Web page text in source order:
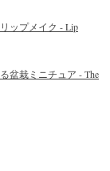
ップメイク - Lip
盆栽ミニチュア - The